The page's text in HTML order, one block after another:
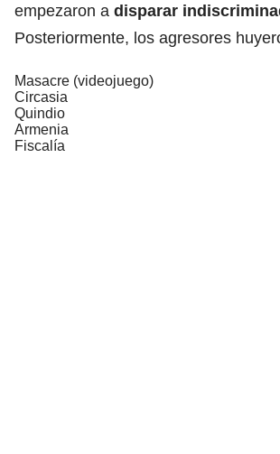
empezaron a disparar
Posteriormente, los agresores
Masacre (videojuego)
Circasia
Quindio
Armenia
Fiscalía